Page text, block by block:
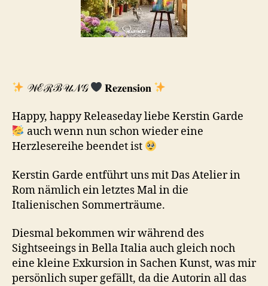
𝒲ℰℛℬ𝒰𝒩𝒢 𝐑𝐞𝐳𝐞𝐧𝐬𝐢𝐨𝐧
Happy, happy Releaseday liebe Kerstin Garde
auch wenn nun schon wieder eine
Herzlesereihe beendet ist
Kerstin Garde entführt uns mit Das Atelier in
Rom nämlich ein letztes Mal in die
Italienischen Sommerträume.
Diesmal bekommen wir während des
Sightseeings in Bella Italia auch gleich noch
eine kleine Exkursion in Sachen Kunst, was mir
persönlich super gefällt, da die Autorin all das